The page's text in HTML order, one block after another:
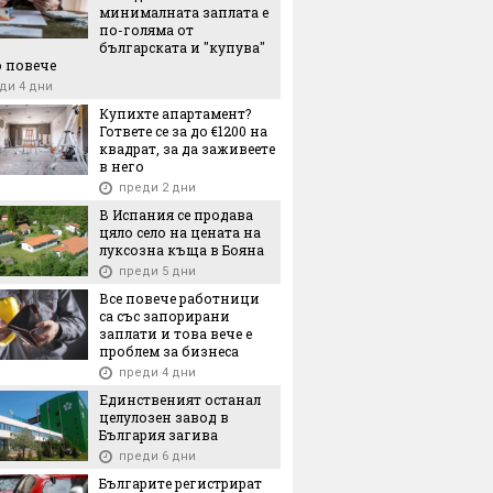
Алжир е
за пшеницата
"Хората се отказват от
пшеницата": 35% от
стопанствата са
изчезнали за 5 години
08.08.2026
за €50 милиона: Един от
продава дела си в
зад Sofia Ring Mall
1 ден
минималната заплата е
по-голяма от
българската и "купува"
повече
4 дни
Купихте апартамент?
Гответе се за до €1200 на
квадрат, за да заживеете
в него
преди 2 дни
В Испания се продава
цяло село на цената на
луксозна къща в Бояна
преди 5 дни
Все повече работници
са със запорирани
заплати и това вече е
проблем за бизнеса
преди 4 дни
Единственият останал
целулозен завод в
България загива
преди 6 дни
Българите регистрират